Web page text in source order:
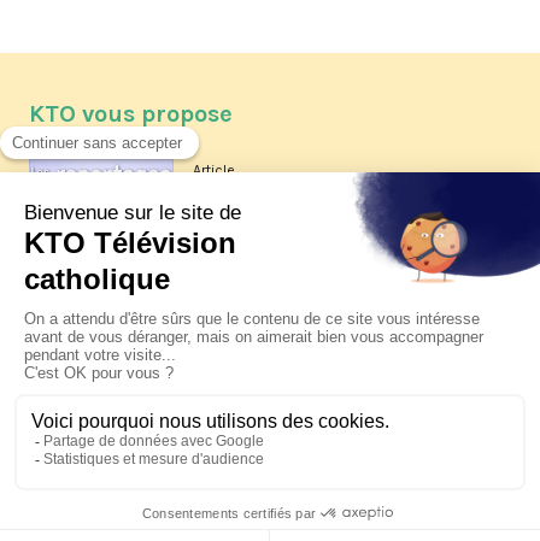
KTO vous propose
Article
Les reportages d'été 2026 de KTO
La visite pastorale du pape Léon
XIV à Assise à suivre sur KTO le
jeudi 6 août
Le pape en Uruguay, Argentine et
Pérou du 6 au 17 novembre 2026